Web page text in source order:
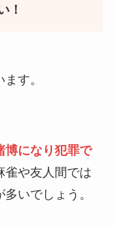
！
す。
博になり犯罪で
雀や友人間では
いでしょう。